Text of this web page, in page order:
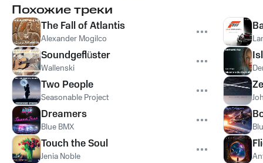
Похожие треки
The Fall of Atlantis
Alexander Mogilco
Soundgeflüster
Wallenski
Two People
Seasonable Project
Dreamers
Blue BMX
Touch the Soul
Jenia Noble